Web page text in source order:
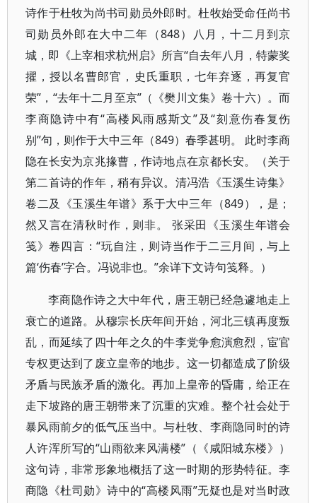
诗作于杜牧为尚书司勋员外郎时。杜牧始受命任尚书
司勋员外郎在大中二年（848）八月，十二月到京
城，即《上宰相求杭州启》所言“自去年八月，特蒙奖
擢，授以名曹郎官，史氏重职，七年弃逐，再复官
荣”，“去年十二月至京”（《樊川文集》卷十六）。而
李商隐诗中有“高楼风雨感斯文”及“刻意伤春复伤
别”句，则作于大中三年（849）春季甚明。 此时李商
隐在长安为京兆掾曹，作诗地点在京都长安。（关于
第二首诗的作年，稍有异议。清冯浩《玉溪生诗集》
卷二及《玉溪生年谱》系于大中三年（849），是；
然又言在清秋时作，则非。 张采田《玉溪生年谱会
笺》卷四言：“玩自注，则诗当作于二三月间，与上
篇‘伤春’字合。冯说非也。”余详下文诗句笺释。）
李商隐作诗之大中年代，唐王朝已经急遽地走上
衰亡的道路。从穆宗长庆年间开始，河北三镇再度叛
乱，而延续了四十年之久的牛李党争愈演愈烈，宦官
专权更达到了废立皇帝的地步。这一切都造成了阶级
矛盾与民族矛盾的激化。再加上皇帝的昏庸，给正在
走下坡路的唐王朝带来了沉重的灾难。整个社会处于
暴风雨前夕的低气压当中。与杜牧、李商隐同时的诗
人许浑所写的“山雨欲来风满楼”（《咸阳城东楼》）
这句诗，非常形象地概括了这一时期的形势特征。李
商隐《杜司勋》诗中的“高楼风雨”无疑也是对当时政